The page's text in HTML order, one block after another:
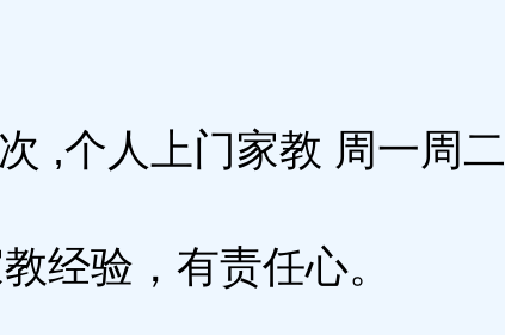
,个人上门家教 周一周二
经验，有责任心。